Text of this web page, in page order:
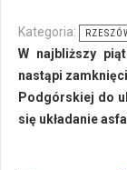
Kategoria:
W najbliższy
nastąpi
Podgórskiej do
się układanie